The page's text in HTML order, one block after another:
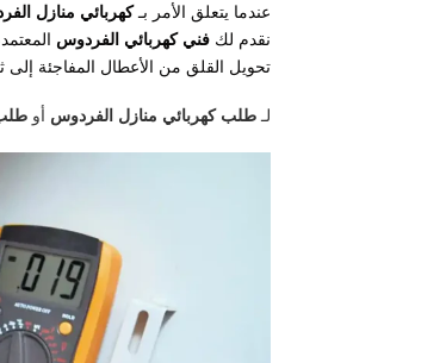
عندما يتعلق الأمر بـكهربائي منازل
نقدم لك فني كهربائي الفردوس
تحويل القلق من الأعطال المفاجئة
لـطلب كهربائي منازل الفردوس أو